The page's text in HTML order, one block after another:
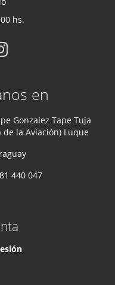
hs.
en
Gonzalez Tape Tuja
la Aviación) Luque
440 047